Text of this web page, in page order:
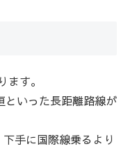
す。
といった長距離路線が
手に国際線乗るより